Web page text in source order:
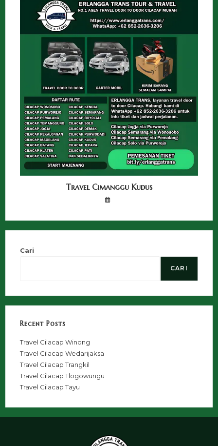
Travel Cimanggu Kudus
Cari
CARI
Recent Posts
Travel Cilacap Winong
Travel Cilacap Wedarijaksa
Travel Cilacap Trangkil
Travel Cilacap Tlogowungu
Travel Cilacap Tayu